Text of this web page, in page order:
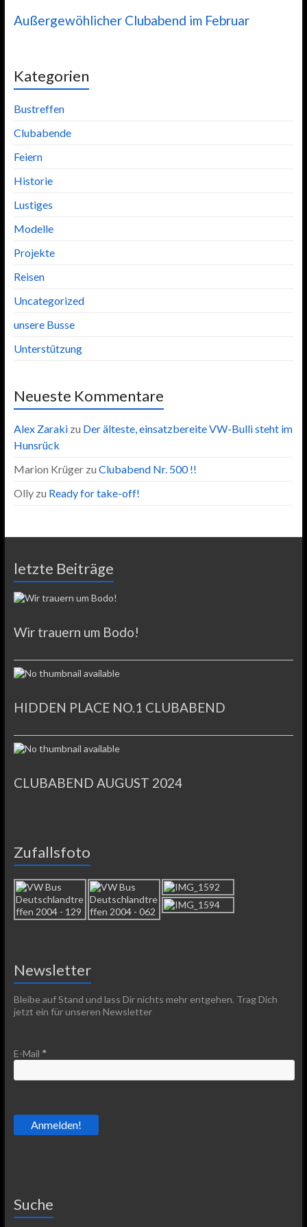
Außergewöhlicher Clubabend im Februar
Kategorien
Bustreffen
Clubabende
Feiern
Historie
Lustiges
Modelle
Projekte
Reisen
Uncategorized
unsere Busse
Unterstützung
Neueste Kommentare
Alex Zarakizu Der älteste, einsatzbereite VW-Bulli steht im
Hunsrück
Marion Krügerzu Clubabend Nr. 500 !!
Ollyzu Ready for take-off!
letzte Beiträge
Wir trauern um Bodo!
HIDDEN PLACE NO.1 CLUBABEND
CLUBABEND AUGUST 2024
Zufallsfoto
Newsletter
Bleibe auf Stand und lass Dir nichts mehr entgehen. Trag Dich
jetzt ein für unseren Newsletter
E-Mail *
Suche